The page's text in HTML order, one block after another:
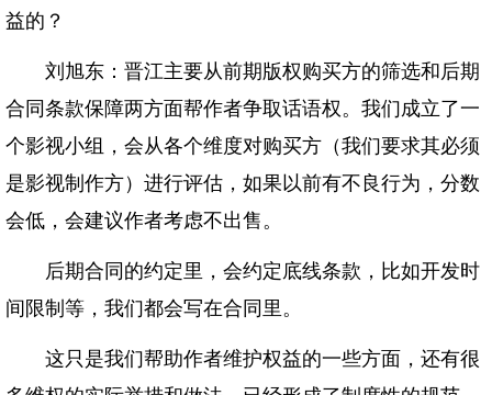
益的？
刘旭东：晋江主要从前期版权购买方的筛选和后期
合同条款保障两方面帮作者争取话语权。我们成立了一
个影视小组，会从各个维度对购买方（我们要求其必须
是影视制作方）进行评估，如果以前有不良行为，分数
会低，会建议作者考虑不出售。
后期合同的约定里，会约定底线条款，比如开发时
间限制等，我们都会写在合同里。
这只是我们帮助作者维护权益的一些方面，还有很